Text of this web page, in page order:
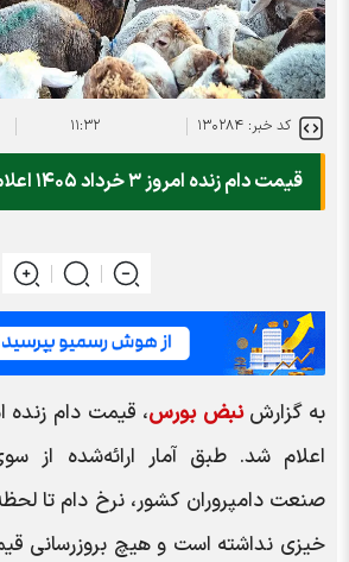
کد خبر: ۱۳۰۲۸۴ ۱۱:۳۲
قیمت دام زنده امروز ۳ خرداد ۱۴۰۵ اعلام شد.
به گزارشنبض بورس
اعلام شد. طبق آمار ارائه‌شده از
صنعت دامپروران کشور، نرخ دام تا
خیزی نداشته است و هیچ بروزرسانی